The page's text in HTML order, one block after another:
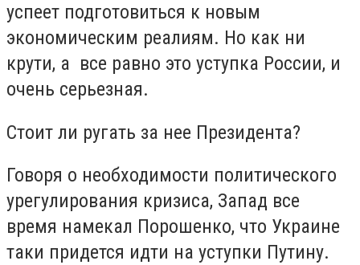
успеет подготовиться к новым
экономическим реалиям. Но как ни
крути, а все равно это уступка России, и
очень серьезная.
Стоит ли ругать за нее Президента?
Говоря о необходимости политического
урегулирования кризиса, Запад все
время намекал Порошенко, что Украине
таки придется идти на уступки Путину.